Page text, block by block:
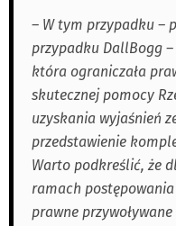
– W tym przypadku –
przypadku DallBogg
która ograniczała
skutecznej pomocy
uzyskania wyjaśnień
przedstawienie
Warto podkreślić, że
ramach
prawne